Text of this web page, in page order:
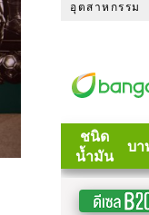
อุตสาหกรรม